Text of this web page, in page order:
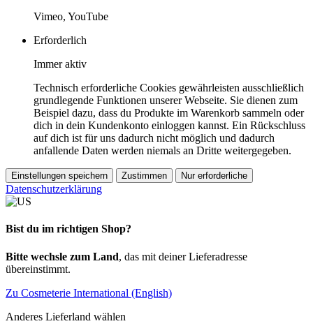
Vimeo, YouTube
Erforderlich
Immer aktiv
Technisch erforderliche Cookies gewährleisten ausschließlich
grundlegende Funktionen unserer Webseite. Sie dienen zum
Beispiel dazu, dass du Produkte im Warenkorb sammeln oder
dich in dein Kundenkonto einloggen kannst. Ein Rückschluss
auf dich ist für uns dadurch nicht möglich und dadurch
anfallende Daten werden niemals an Dritte weitergegeben.
Einstellungen speichern Zustimmen Nur erforderliche
Datenschutzerklärung
Bist du im richtigen Shop?
Bitte wechsle zum Land, das mit deiner Lieferadresse
übereinstimmt.
Zu Cosmeterie International (English)
Anderes Lieferland wählen